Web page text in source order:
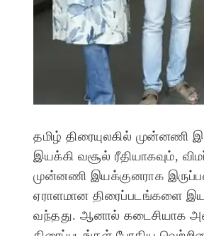
தமிழ் திரையுலகில் முன்னணி
இயக்கி வசூல் ரீதியாகவும்,
முன்னணி இயக்குனராக
ஏராளமான திரைப்படங்களை
வந்தது. ஆனால் கடைசியாக